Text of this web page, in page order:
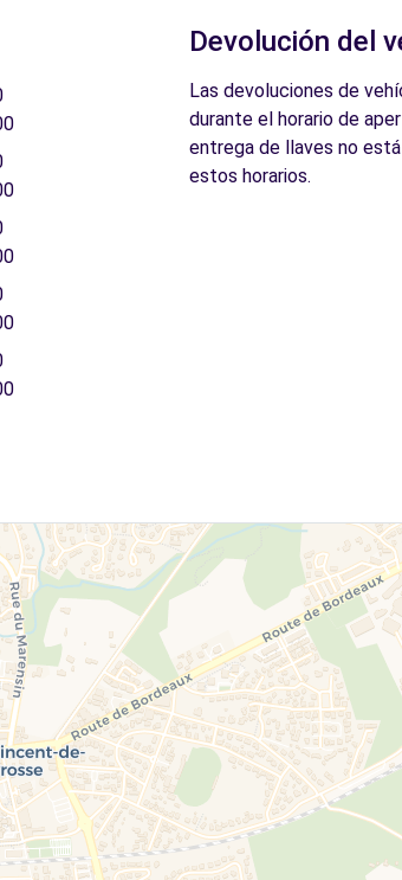
Devolución del
Las devoluciones de
durante el horario de
entrega de llaves no
estos horarios.